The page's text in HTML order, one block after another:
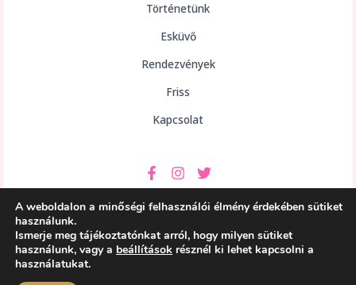
Történetünk
Esküvő
Rendezvények
Friss
Kapcsolat
Copyright © 2026 aHely Étterem
A weboldalon a minőségi felhasználói élmény érdekében sütiket
használunk.
Ismerje meg tájékoztatónkat arról, hogy milyen sütiket
használunk, vagy a beállítások résznél ki lehet kapcsolni a
használatukat.